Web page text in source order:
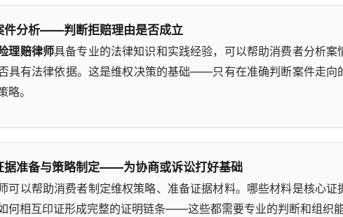
件分析——判断拒赔理由是否成立
理赔律师具备专业的法律知识和实践经验，可以帮助消费者分析案
具有法律依据。这是维权决策的基础——只有在准确判断案件走向
略。
据准备与策略制定——为协商或诉讼打好基础
可以帮助消费者制定维权策略、准备证据材料。哪些材料是核心证
何相互印证形成完整的证明链条——这些都需要专业的判断和组织能